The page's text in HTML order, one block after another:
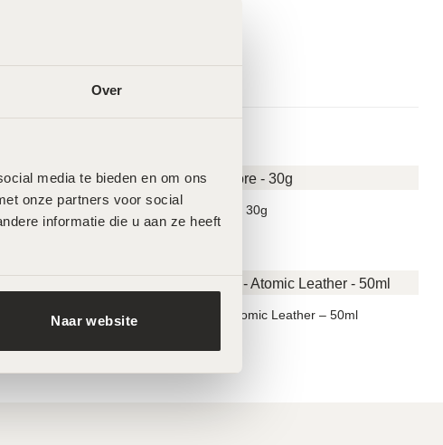
Over
media te bieden en om ons
onze partners voor social
informatie die u aan ze heeft
Naar website
– 50ml
MeLine Restore – 30g
€49,00
Odyon Dubai – Atomic Leather – 50ml